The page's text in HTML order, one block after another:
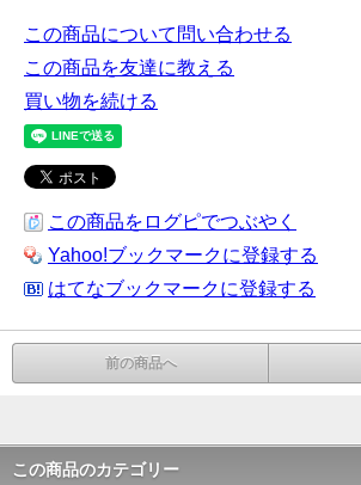
この商品について問い合わせる
この商品を友達に教える
買い物を続ける
この商品をログピでつぶやく
Yahoo!ブックマークに登録する
はてなブックマークに登録する
前の商品へ
この商品のカテゴリー